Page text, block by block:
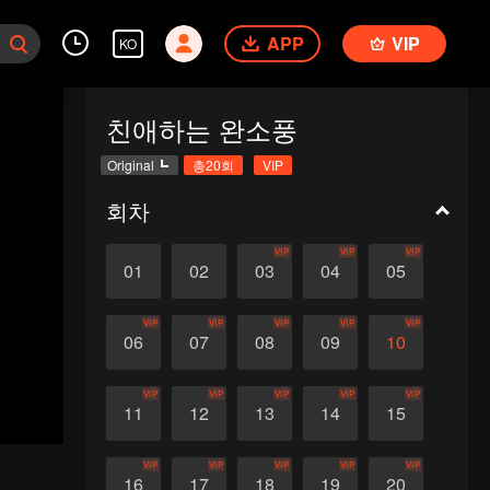
KO APP VIP
친애하는 완소풍
Original 총20회 VIP
회차
01 02 03
VIP
04
VIP
05
VIP
06
VIP
07
VIP
08
VIP
09
VIP
10
VIP
11
VIP
12
VIP
13
VIP
14
VIP
15
VIP
16
VIP
17
VIP
18
VIP
19
VIP
20
VIP